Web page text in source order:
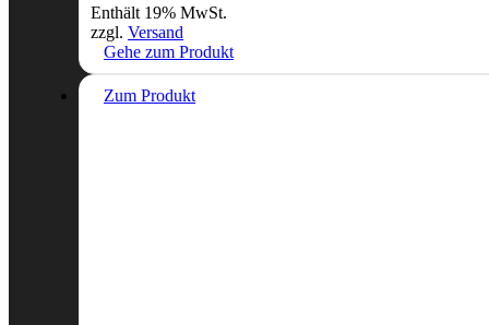
Enthält 19% MwSt.
zzgl. Versand
Gehe zum Produkt
Zum Produkt